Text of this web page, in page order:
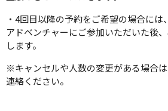
・4回目以降の予約をご希望の場合に
アドベンチャーにご参加いただいた後
します。
※キャンセルや人数の変更がある場合
連絡ください。